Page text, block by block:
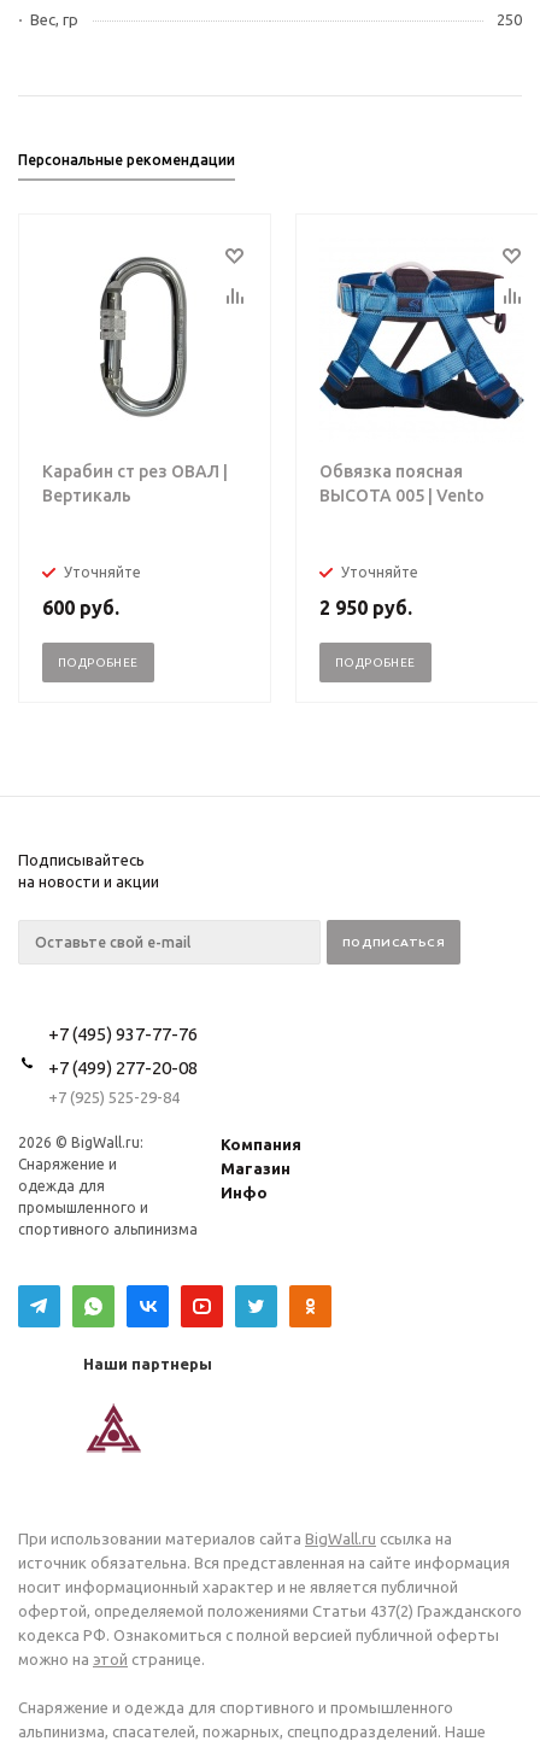
Вес, гр
250
Персональные рекомендации
Карабин ст рез ОВАЛ |
Вертикаль
Уточняйте
600 руб.
ПОДРОБНЕЕ
Обвязка поясная
ВЫСОТА 005 | Vento
Уточняйте
2 950 руб.
ПОДРОБНЕЕ
Подписывайтесь
на новости и акции
+7 (495) 937-77-76
+7 (499) 277-20-08
+7 (925) 525-29-84
2026 © BigWall.ru:
Снаряжение и
одежда для
промышленного и
спортивного альпинизма
Компания
Магазин
Инфо
Наши партнеры
При использовании материалов сайта BigWall.ru ссылка на
источник обязательна. Вся представленная на сайте информация
носит информационный характер и не является публичной
офертой, определяемой положениями Статьи 437(2) Гражданского
кодекса РФ. Ознакомиться с полной версией публичной оферты
можно на этой странице.
Снаряжение и одежда для спортивного и промышленного
альпинизма, спасателей, пожарных, спецподразделений. Наше